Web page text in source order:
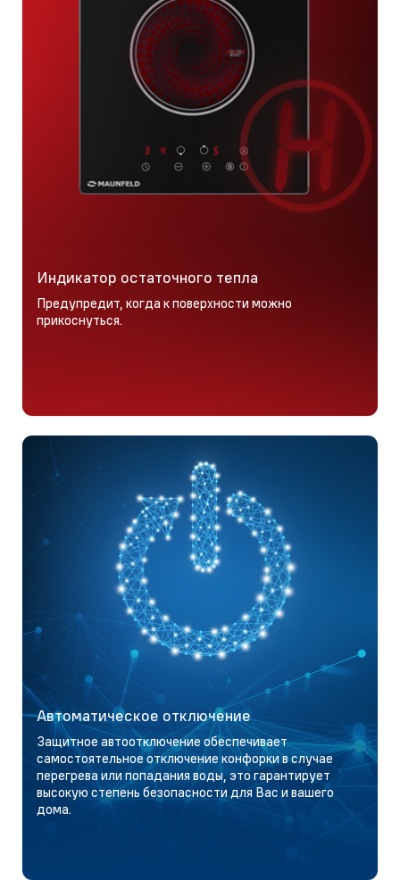
Индикатор остаточного тепла
Предупредит, когда к поверхности можно
прикоснуться.
Автоматическое отключение
Защитное автоотключение обеспечивает
самостоятельное отключение конфорки в случае
перегрева или попадания воды, это гарантирует
высокую степень безопасности для Вас и вашего
дома.